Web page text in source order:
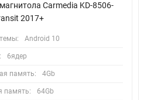
Carmedia KD-8506-
2017+
Android 10
6ядер
память: 4Gb
память: 64Gb